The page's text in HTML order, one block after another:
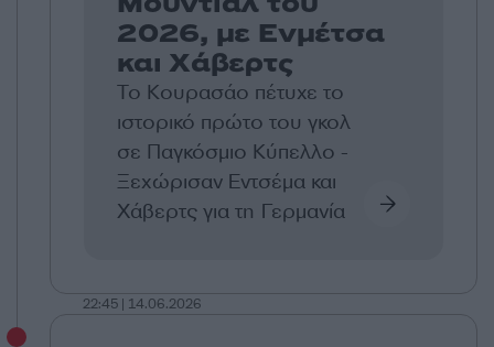
2026, με Ενμέτσα
και Χάβερτς
Το Κουρασάο πέτυχε το
ιστορικό πρώτο του γκολ
σε Παγκόσμιο Κύπελλο -
Ξεχώρισαν Εντσέμα και
Χάβερτς για τη Γερμανία
22:45 | 14.06.2026